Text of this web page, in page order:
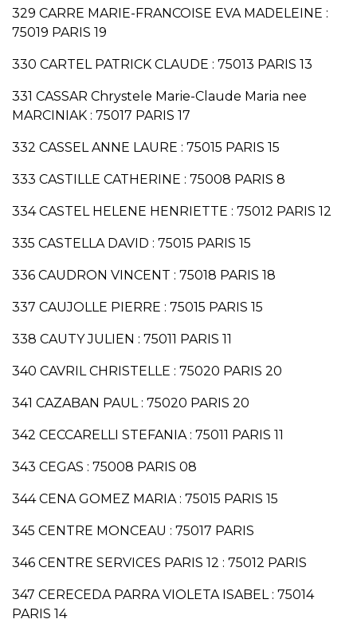
329 CARRE MARIE-FRANCOISE EVA MADELEINE :
75019 PARIS 19
330 CARTEL PATRICK CLAUDE : 75013 PARIS 13
331 CASSAR Chrystele Marie-Claude Maria nee
MARCINIAK : 75017 PARIS 17
332 CASSEL ANNE LAURE : 75015 PARIS 15
333 CASTILLE CATHERINE : 75008 PARIS 8
334 CASTEL HELENE HENRIETTE : 75012 PARIS 12
335 CASTELLA DAVID : 75015 PARIS 15
336 CAUDRON VINCENT : 75018 PARIS 18
337 CAUJOLLE PIERRE : 75015 PARIS 15
338 CAUTY JULIEN : 75011 PARIS 11
340 CAVRIL CHRISTELLE : 75020 PARIS 20
341 CAZABAN PAUL : 75020 PARIS 20
342 CECCARELLI STEFANIA : 75011 PARIS 11
343 CEGAS : 75008 PARIS 08
344 CENA GOMEZ MARIA : 75015 PARIS 15
345 CENTRE MONCEAU : 75017 PARIS
346 CENTRE SERVICES PARIS 12 : 75012 PARIS
347 CERECEDA PARRA VIOLETA ISABEL : 75014
PARIS 14